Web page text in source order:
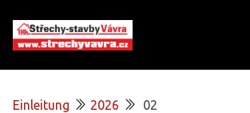
Einleitung 2026 02